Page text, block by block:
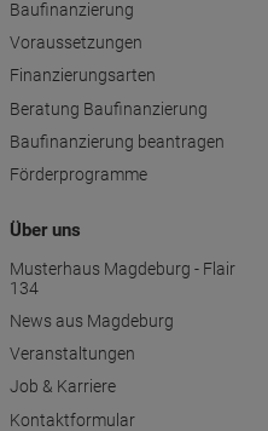
Baufinanzierung
Voraussetzungen
Finanzierungsarten
Beratung Baufinanzierung
Baufinanzierung beantragen
Förderprogramme
Über uns
Musterhaus Magdeburg - Flair
134
News aus Magdeburg
Veranstaltungen
Job & Karriere
Kontaktformular